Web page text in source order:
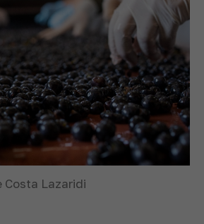
Lazaridi